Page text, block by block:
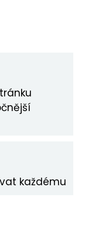
každému